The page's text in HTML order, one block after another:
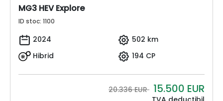
MG3 HEV Explore
ID stoc: 1100
2024
502 km
Hibrid
194 CP
20.336 EUR 15.500 EUR